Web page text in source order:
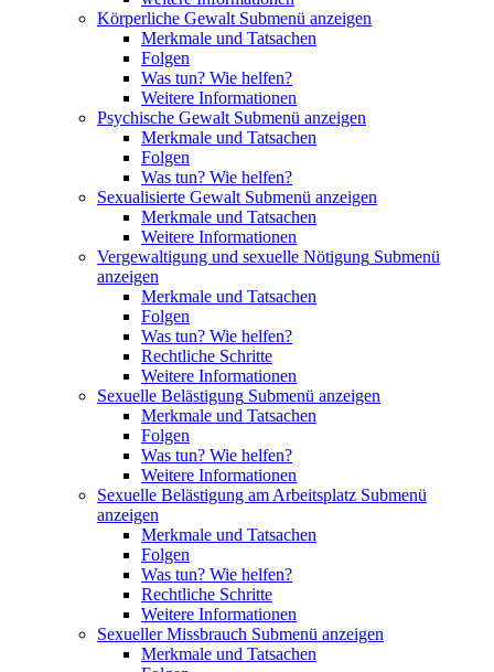
Körperliche Gewalt Submenü anzeigen
Merkmale und Tatsachen
Folgen
Was tun? Wie helfen?
Weitere Informationen
Psychische Gewalt Submenü anzeigen
Merkmale und Tatsachen
Folgen
Was tun? Wie helfen?
Sexualisierte Gewalt Submenü anzeigen
Merkmale und Tatsachen
Weitere Informationen
Vergewaltigung und sexuelle Nötigung Submenü
anzeigen
Merkmale und Tatsachen
Folgen
Was tun? Wie helfen?
Rechtliche Schritte
Weitere Informationen
Sexuelle Belästigung Submenü anzeigen
Merkmale und Tatsachen
Folgen
Was tun? Wie helfen?
Weitere Informationen
Sexuelle Belästigung am Arbeitsplatz Submenü
anzeigen
Merkmale und Tatsachen
Folgen
Was tun? Wie helfen?
Rechtliche Schritte
Weitere Informationen
Sexueller Missbrauch Submenü anzeigen
Merkmale und Tatsachen